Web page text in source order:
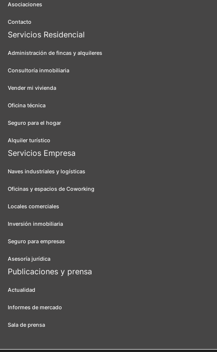
Asociaciones
Contacto
Servicios Residencial
Administración de fincas y alquileres
Consultoría inmobiliaria
Vender mi vivienda
Oficina técnica
Seguro para el hogar
Alquiler turístico
Servicios Empresa
Naves industriales y logísticas
Oficinas y espacios de Coworking
Locales comerciales
Inversión inmobiliaria
Seguro para empresas
Asesoría jurídica
Publicaciones y prensa
Actualidad
Informes de mercado
Sala de prensa